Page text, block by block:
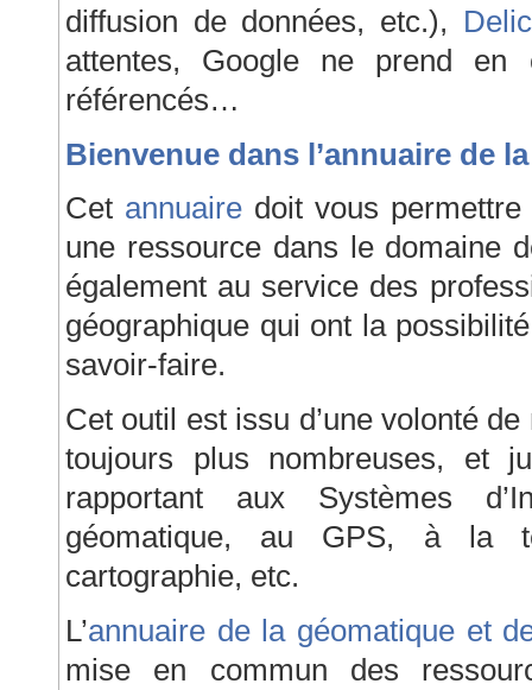
diffusion de données, etc.),
attentes, Google ne prend
référencés…
Bienvenue dans l’annuaire de
Cet annuaire doit vous
une ressource dans le domaine
également au service des
géographique qui ont la
savoir-faire.
Cet outil est issu d’une volonté
toujours plus nombreuses, et
rapportant aux Systèmes
géomatique, au GPS, à la
cartographie, etc.
L’annuaire de la géomatique et
mise en commun des